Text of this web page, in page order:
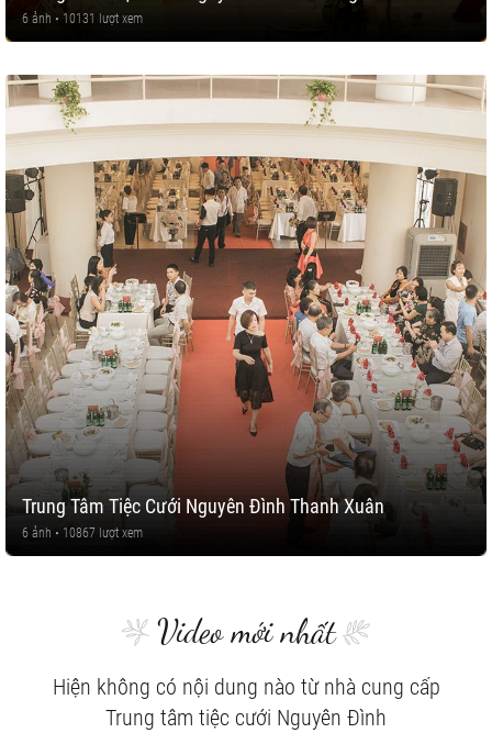
6 ảnh • 10131 lượt xem
Trung Tâm Tiệc Cưới Nguyên Đình Thanh Xuân
6 ảnh • 10867 lượt xem
Video mới nhất
Hiện không có nội dung nào từ nhà cung cấp
Trung tâm tiệc cưới Nguyên Đình